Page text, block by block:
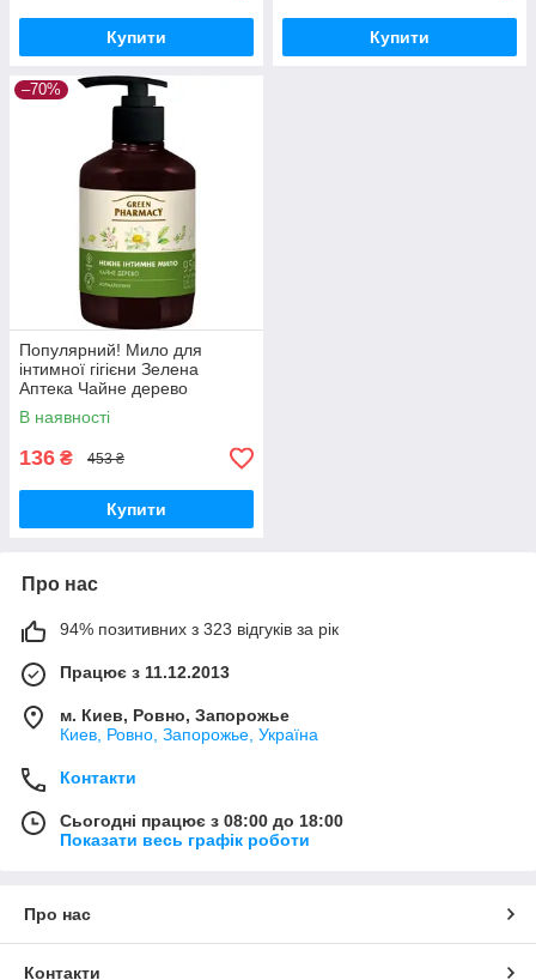
Купити Купити
–70%
Популярний! Мило для
інтимної гігієни Зелена
Аптека Чайне дерево
Антибактеріальне 370 мл
(4823015907807) - Краща
В наявності
136 ₴ 453 ₴
Купити
Про нас
94% позитивних з 323 відгуків за рік
Працює з 11.12.2013
м. Киев, Ровно, Запорожье
Киев, Ровно, Запорожье, Україна
Контакти
Сьогодні працює з 08:00 до 18:00
Показати весь графік роботи
Про нас
Контакти